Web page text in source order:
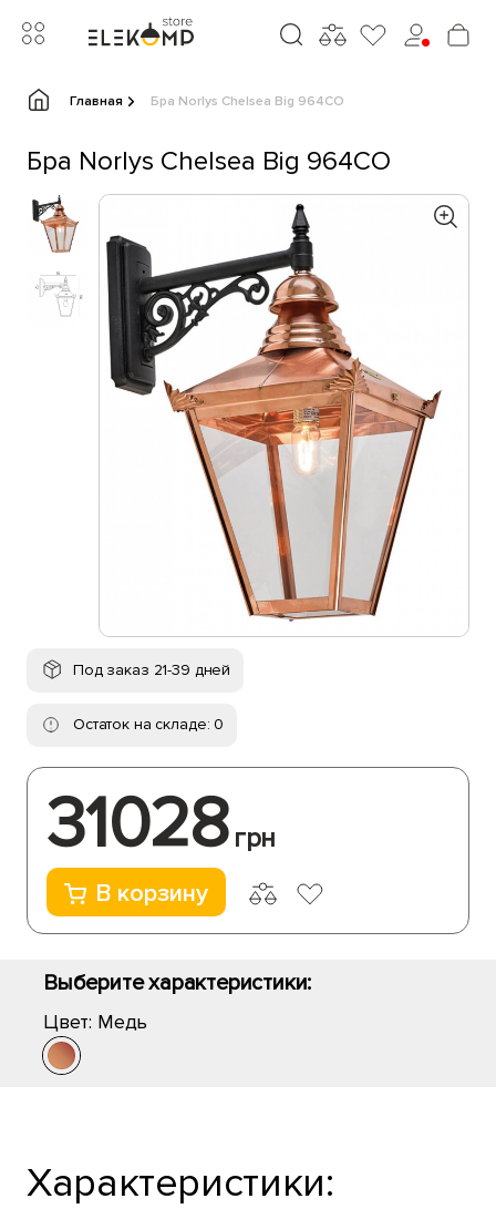
Главная Бра Norlys Chelsea Big 964CO
Бра Norlys Chelsea Big 964CO
Под заказ 21-39 дней
Остаток на складе: 0
31028 грн
В корзину
Выберите характеристики:
Цвет: Медь
Характеристики: